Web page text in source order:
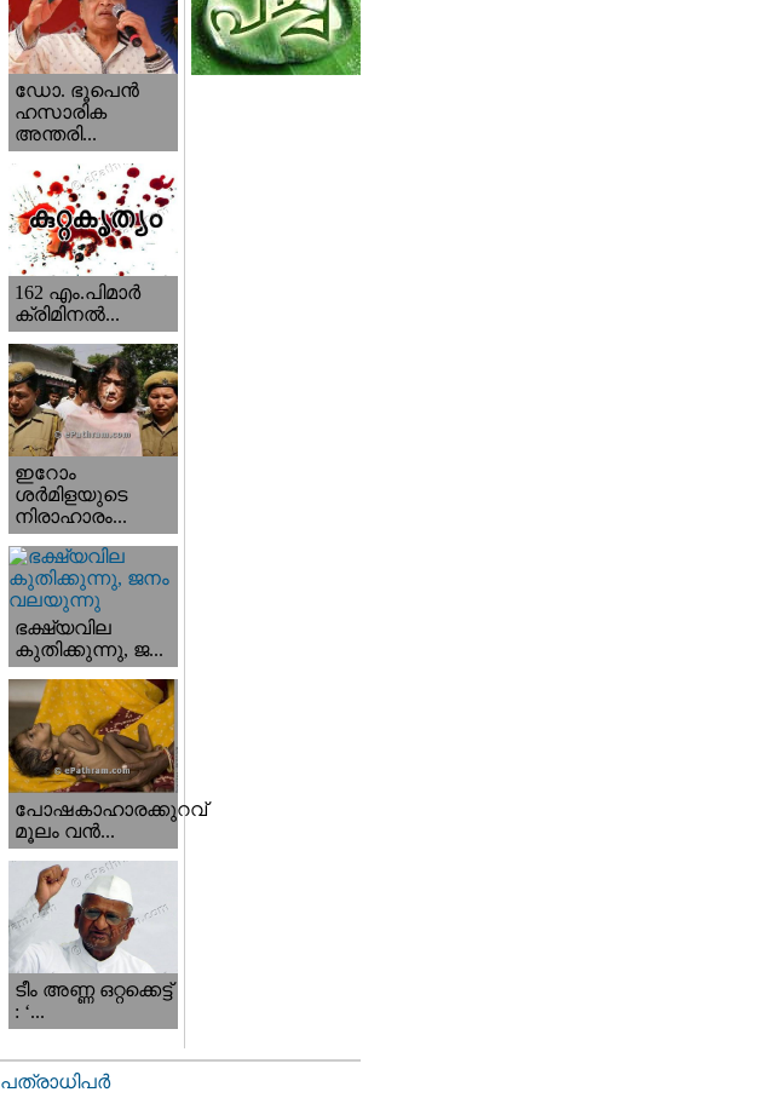
ഡോ. ഭൂപെന്‍
ഹസാരിക
അന്തരി...
162 എം.പിമാര്‍
ക്രിമിനല്‍...
ഇറോം
ശര്‍മിളയുടെ
നിരാഹാരം...
ഭക്ഷ്യവില
കുതിക്കുന്നു, ജ...
പോഷകാഹാരക്കുറവ്
മൂലം വന്‍...
ടീം അണ്ണ ഒറ്റക്കെട്ട്
: ‘...
പത്രാധിപര്‍